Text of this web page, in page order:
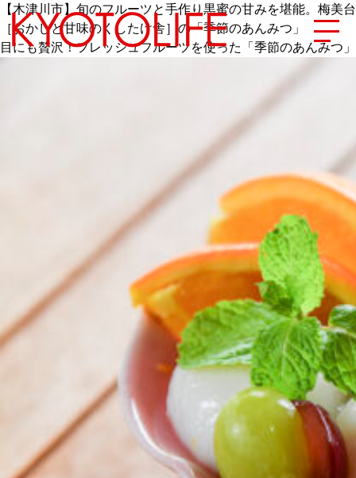
カテゴリーから探す
NEW OPEN
SERIES
ABOUT US
Instagram
【木津川市】旬のフルーツと手作り黒蜜の甘みを堪能。梅美台
［おかしと甘味のくしたけ舎］の「季節のあんみつ」
目にも贅沢！フレッシュフルーツを使った「季節のあんみつ」